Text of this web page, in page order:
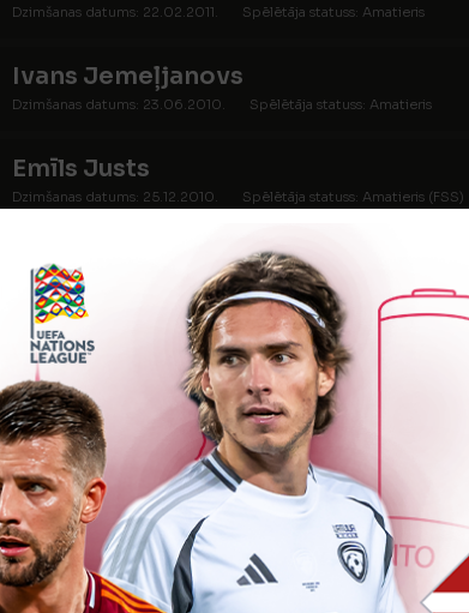
Dzimšanas datums: 22.02.2011. Spēlētāja statuss: Amatieris
Ivans Jemeļjanovs
Dzimšanas datums: 23.06.2010. Spēlētāja statuss: Amatieris
Emīls Justs
Dzimšanas datums: 25.12.2010. Spēlētāja statuss: Amatieris (FSS)
Rainers Klodāns
Dzimšanas datums: 01.08.2010. Spēlētāja statuss: Amatieris
Rustams Lazdiņš
Dzimšanas datums: 01.01.2010. Spēlētāja statuss: Amatieris
Linards Losāns
Dzimšanas datums: 22.01.2010. Spēlētāja statuss: Amatieris (FSS)
Jorens Losevičs
Dzimšanas datums: 21.06.2011. Spēlētāja statuss: Amatieris